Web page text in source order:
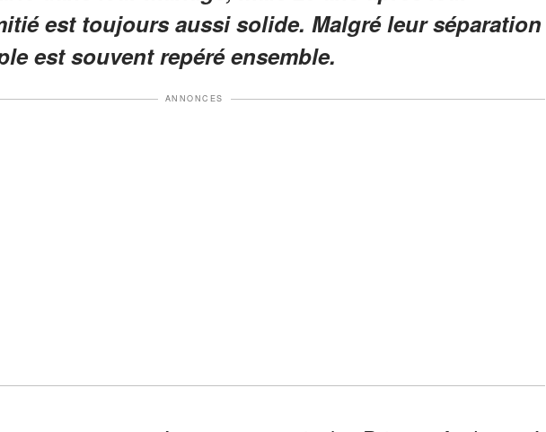
est toujours aussi solide. Malgré leur séparation
est souvent repéré ensemble.
ANNONCES